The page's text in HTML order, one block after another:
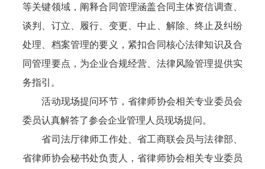
等关键领域，阐释合同管理涵盖合同主体资信调查、
谈判、订立、履行、变更、中止、解除、终止及纠纷
处理、档案管理的要义，紧扣合同核心法律知识及合
同管理要点，为企业合规经营、法律风险管理提供实
务指引。
活动现场提问环节，省律师协会相关专业委员会
委员认真解答了参会企业管理人员现场提问。
省司法厅律师工作处、省工商联会员与法律部、
省律师协会秘书处负责人，省律师协会相关专业委员